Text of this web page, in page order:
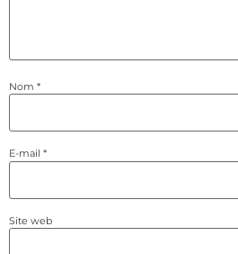
Nom *
E-mail *
Site web